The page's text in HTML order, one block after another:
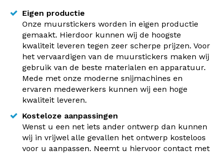
Eigen productie
Onze muurstickers worden in eigen productie
gemaakt. Hierdoor kunnen wij de hoogste
kwaliteit leveren tegen zeer scherpe prijzen. Voor
het vervaardigen van de muurstickers maken wij
gebruik van de beste materialen en apparatuur.
Mede met onze moderne snijmachines en
ervaren medewerkers kunnen wij een hoge
kwaliteit leveren.
Kosteloze aanpassingen
Wenst u een net iets ander ontwerp dan kunnen
wij in vrijwel alle gevallen het ontwerp kosteloos
voor u aanpassen. Neemt u hiervoor contact met